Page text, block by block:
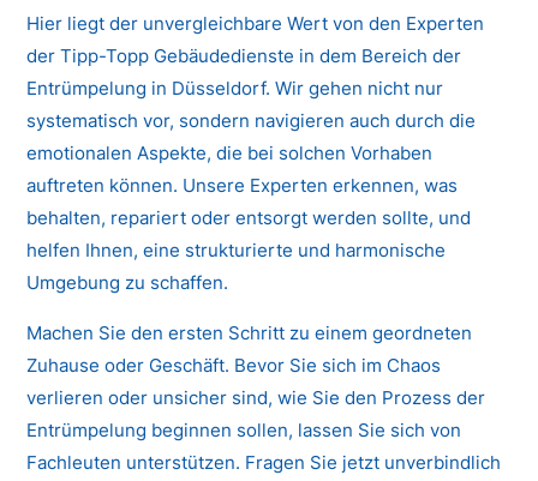
Hier liegt der unvergleichbare Wert von den Experten
der Tipp-Topp Gebäudedienste in dem Bereich der
Entrümpelung in Düsseldorf. Wir gehen nicht nur
systematisch vor, sondern navigieren auch durch die
emotionalen Aspekte, die bei solchen Vorhaben
auftreten können. Unsere Experten erkennen, was
behalten, repariert oder entsorgt werden sollte, und
helfen Ihnen, eine strukturierte und harmonische
Umgebung zu schaffen.
Machen Sie den ersten Schritt zu einem geordneten
Zuhause oder Geschäft. Bevor Sie sich im Chaos
verlieren oder unsicher sind, wie Sie den Prozess der
Entrümpelung beginnen sollen, lassen Sie sich von
Fachleuten unterstützen. Fragen Sie jetzt unverbindlich